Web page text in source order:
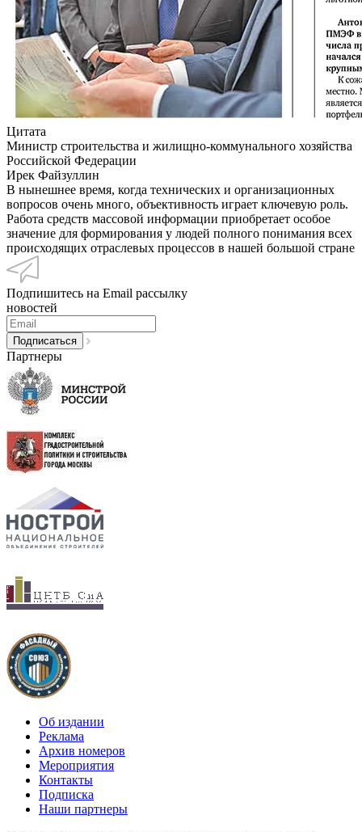
Цитата
Министр строительства и жилищно-коммунального хозяйства
Российской Федерации
Ирек Файзуллин
В нынешнее время, когда технических и организационных
вопросов очень много, объективность играет ключевую роль.
Работа средств массовой информации приобретает особое
значение для формирования у людей полного понимания всех
происходящих отраслевых процессов в нашей большой стране
Подпишитесь на Email рассылку
новостей
Партнеры
Об издании
Реклама
Архив номеров
Мероприятия
Контакты
Подписка
Наши партнеры